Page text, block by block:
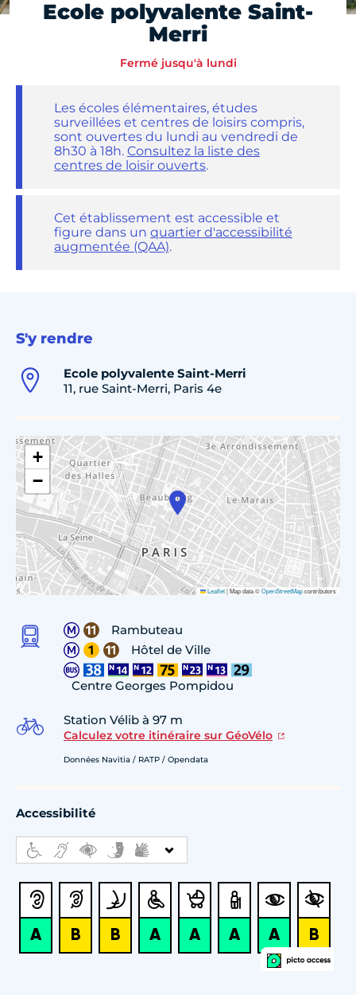
Ecole polyvalente Saint-
Merri
Fermé jusqu'à lundi
Les écoles élémentaires, études
surveillées et centres de loisirs compris,
sont ouvertes du lundi au vendredi de
8h30 à 18h. Consultez la liste des
centres de loisir ouverts.
Cet établissement est accessible et
figure dans un quartier d'accessibilité
augmentée (QAA).
S'y rendre
Ecole polyvalente Saint-Merri
11, rue Saint-Merri, Paris 4e
+
−
Leaflet|Map data ©OpenStreetMapcontributors
Rambuteau
Hôtel de Ville
Centre Georges Pompidou
Station Vélib à 97 m
Calculez votre itinéraire sur GéoVélo
Données Navitia / RATP / Opendata
Accessibilité